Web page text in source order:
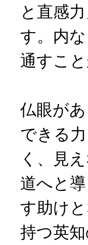
と直感
す。内
通すこ
仏眼が
できる
く、見
道へと
す助け
持つ英